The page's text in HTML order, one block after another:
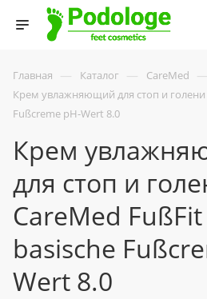
Главная — Каталог — CareMed —
Крем увлажняющий для стоп и голени
Fußcreme pH-Wert 8.0
Крем
для стоп и
CareMed FußFit
basische
Wert 8.0